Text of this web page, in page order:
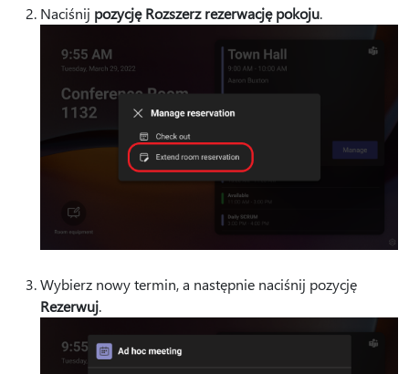
Naciśnij pozycję Rozszerz rezerwację pokoju.
Wybierz nowy termin, a następnie naciśnij pozycję
Rezerwuj.